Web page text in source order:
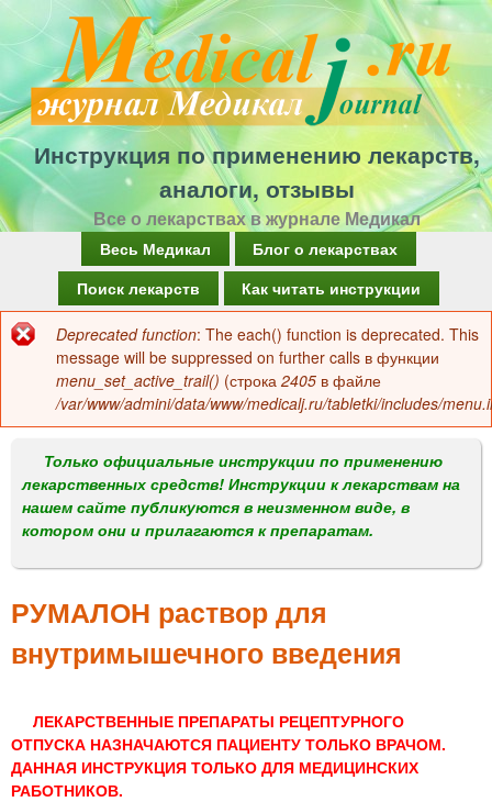
Перейти
к
основному
содержанию
Инструкция по применению лекарств,
аналоги, отзывы
Все о лекарствах в журнале Медикал
а
в
о
м
е
н
Весь Медикал
Блог о лекарствах
Поиск лекарств
Как читать инструкции
Сообщение
об
ошибке
Deprecated function: The each() function is deprecated. This
message will be suppressed on further calls в функции
menu_set_active_trail() (строка 2405 в файле
/var/www/admini/data/www/medicalj.ru/tabletki/includes/
Только официальные инструкции по применению
лекарственных средств! Инструкции к лекарствам на
нашем сайте публикуются в неизменном виде, в
котором они и прилагаются к препаратам.
РУМАЛОН раствор для
внутримышечного введения
ЛЕКАРСТВЕННЫЕ ПРЕПАРАТЫ РЕЦЕПТУРНОГО
ОТПУСКА НАЗНАЧАЮТСЯ ПАЦИЕНТУ ТОЛЬКО ВРАЧОМ.
ДАННАЯ ИНСТРУКЦИЯ ТОЛЬКО ДЛЯ МЕДИЦИНСКИХ
РАБОТНИКОВ.